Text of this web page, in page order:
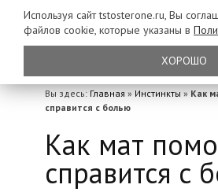
Вы здесь: Главная » Инстинкты » Как
справится с болью
Как мат
справится с
Используя сайт tstosterone.ru, Вы
файлов cookie, которые указаны в
ХОРОШО